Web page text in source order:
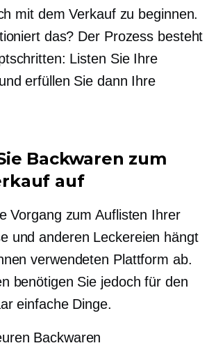
mit dem Verkauf zu beginnen.
das? Der Prozess besteht
Listen Sie Ihre
erfüllen Sie dann Ihre
Backwaren zum
auf
Vorgang zum Auflisten Ihrer
und anderen Leckereien hängt
verwendeten Plattform ab.
benötigen Sie jedoch für den
einfache Dinge.
Backwaren